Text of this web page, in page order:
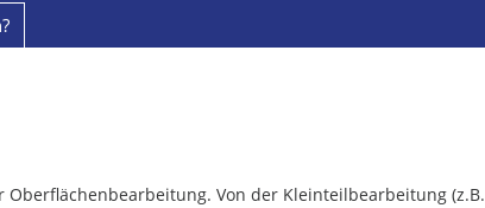
Von der Kleinteilbearbeitung (z.B.